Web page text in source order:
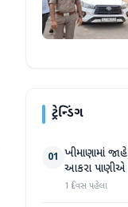
ટ્રેન્ડિંગ
01 ખીમાણામાં
આકરા પાણીએ
1 દિવસ પહેલા